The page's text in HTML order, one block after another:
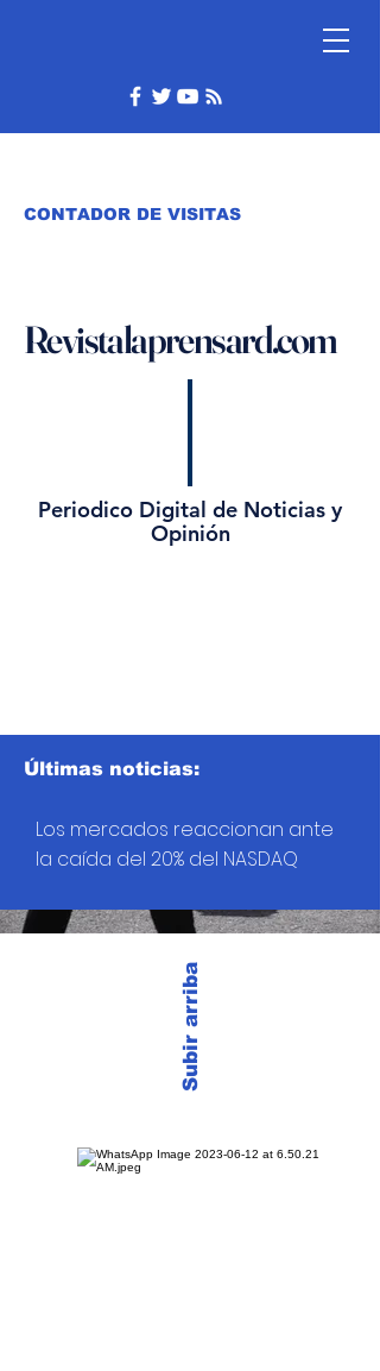
CONTADOR DE VISITAS
Revistalaprensard.com
Periodico Digital de Noticias y
Opinión
Subir arriba
Últimas noticias:
Los mercados reaccionan ante
la caída del 20% del NASDAQ